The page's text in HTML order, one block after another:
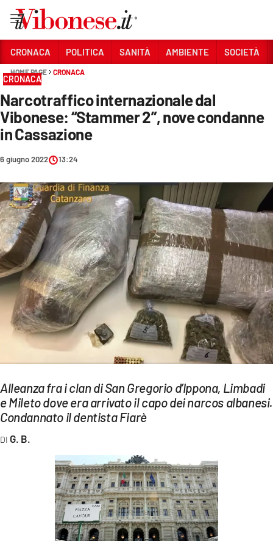
Sezioni
CRONACA
POLITICA
SOCIETÀ
CULTURA
ECONOMIA E LAVORO
EVENTI
SPORT
Streaming
LAC TV
LAC NETWORK
LAC ONAIR
LACPLAY.IT
LACONAIR.IT
CRONACA POLITICA SANITÀ AMBIENTE SOCIETÀ
HOME PAGE CRONACA
CRONACA
Narcotraffico internazionale dal
Vibonese: “Stammer 2”, nove condanne
in Cassazione
6 giugno 2022 13:24
Alleanza fra i clan di San Gregorio d’Ippona, Limbadi
e Mileto dove era arrivato il capo dei narcos albanesi.
Condannato il dentista Fiarè
G. B.